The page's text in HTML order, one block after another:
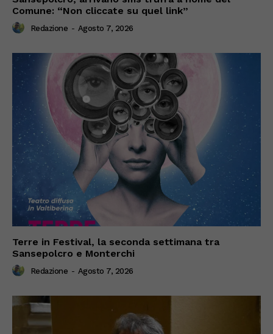
Comune: “Non cliccate su quel link”
Redazione - Agosto 7, 2026
Terre in Festival, la seconda settimana tra
Sansepolcro e Monterchi
Redazione - Agosto 7, 2026